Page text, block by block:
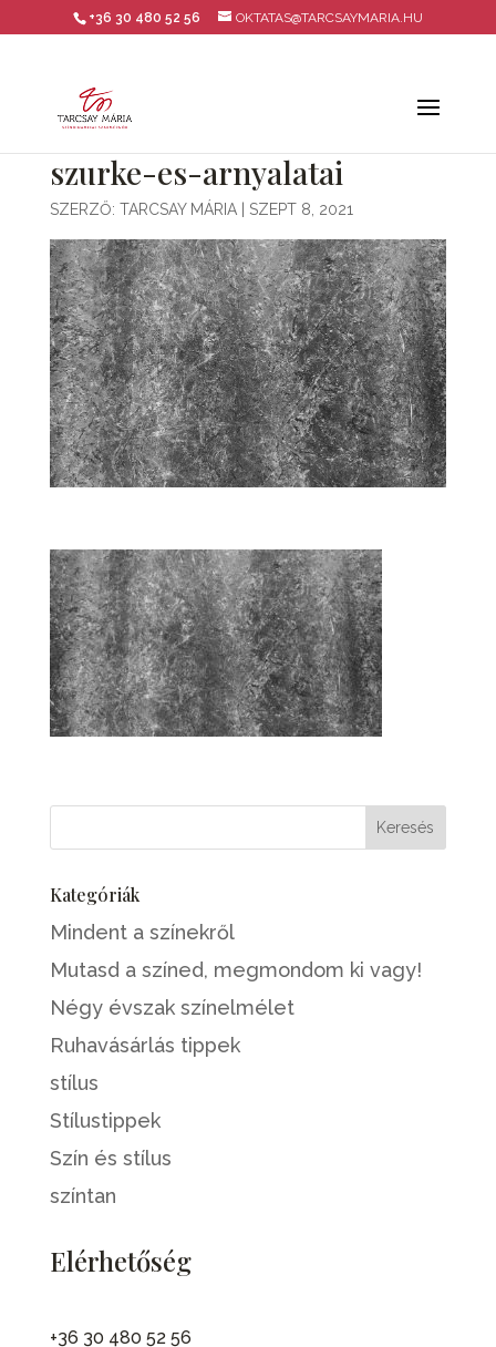
+36 30 480 52 56 OKTATAS@TARCSAYMARIA.HU
szurke-es-arnyalatai
SZERZŐ: TARCSAY MÁRIA| SZEPT 8, 2021
Kategóriák
Mindent a színekről
Mutasd a színed, megmondom ki vagy!
Négy évszak színelmélet
Ruhavásárlás tippek
stílus
Stílustippek
Szín és stílus
színtan
Elérhetőség
+36 30 480 52 56